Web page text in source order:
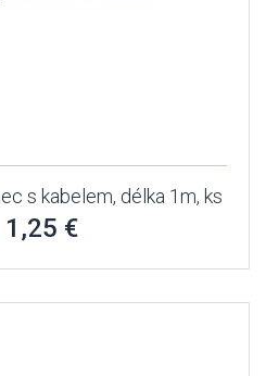
s kabelem, délka 1m, ks
€